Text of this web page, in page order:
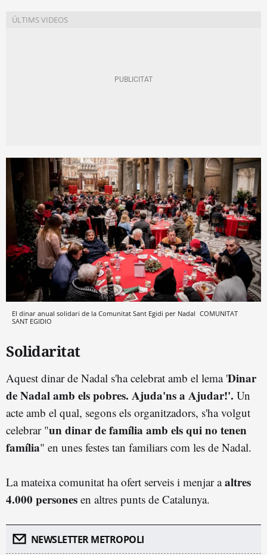
El dinar anual solidari de la Comunitat Sant Egidi per Nadal COMUNITAT
SANT EGIDIO
Solidaritat
Aquest dinar de Nadal s'ha celebrat amb el lema 'Dinar
de Nadal amb els pobres. Ajuda'ns a Ajudar!'. Un
acte amb el qual, segons els organitzadors, s'ha volgut
celebrar "un dinar de família amb els qui no tenen
família" en unes festes tan familiars com les de Nadal.
La mateixa comunitat ha ofert serveis i menjar aaltres
4.000 persones en altres punts de Catalunya.
NEWSLETTER METROPOLI